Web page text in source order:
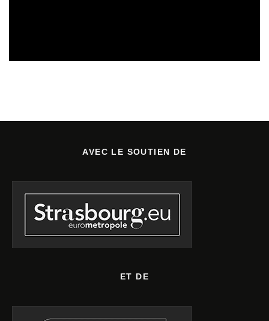
AVEC LE SOUTIEN DE
ET DE